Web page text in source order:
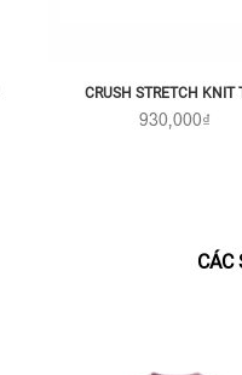
CRUSH STRETCH KNIT
930,000₫
CÁC